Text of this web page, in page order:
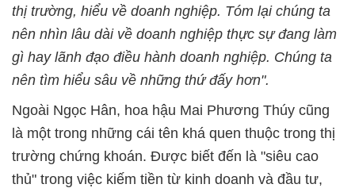
thị trường, hiểu về doanh nghiệp. Tóm lại chúng ta
nên nhìn lâu dài về doanh nghiệp thực sự đang làm
gì hay lãnh đạo điều hành doanh nghiệp. Chúng ta
nên tìm hiểu sâu về những thứ đấy hơn".
Ngoài Ngọc Hân, hoa hậu Mai Phương Thúy cũng
là một trong những cái tên khá quen thuộc trong thị
trường chứng khoán. Được biết đến là "siêu cao
thủ" trong việc kiếm tiền từ kinh doanh và đầu tư,